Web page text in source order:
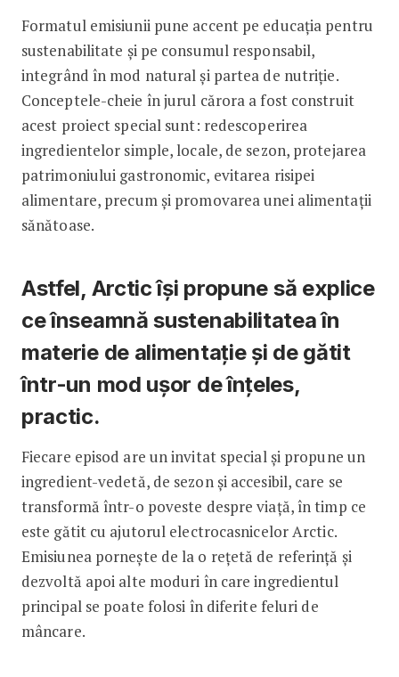
Formatul emisiunii pune accent pe educația pentru
sustenabilitate și pe consumul responsabil,
integrând în mod natural și partea de nutriție.
Conceptele-cheie în jurul cărora a fost construit
acest proiect special sunt: redescoperirea
ingredientelor simple, locale, de sezon, protejarea
patrimoniului gastronomic, evitarea risipei
alimentare, precum și promovarea unei alimentații
sănătoase.
Astfel, Arctic își propune să explice
ce înseamnă sustenabilitatea în
materie de alimentație și de gătit
într-un mod ușor de înțeles,
practic.
Fiecare episod are un invitat special și propune un
ingredient-vedetă, de sezon și accesibil, care se
transformă într-o poveste despre viață, în timp ce
este gătit cu ajutorul electrocasnicelor Arctic.
Emisiunea pornește de la o rețetă de referință și
dezvoltă apoi alte moduri în care ingredientul
principal se poate folosi în diferite feluri de
mâncare.